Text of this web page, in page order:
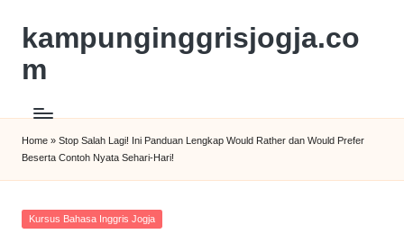
kampunginggrisjogja.co
m
Home » Stop Salah Lagi! Ini Panduan Lengkap Would Rather dan Would Prefer
Beserta Contoh Nyata Sehari-Hari!
Kursus Bahasa Inggris Jogja